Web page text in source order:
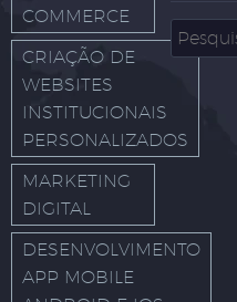
COMMERCE
CRIAÇÃO DE
WEBSITES
INSTITUCIONAIS
PERSONALIZADOS
MARKETING
DIGITAL
DESENVOLVIMENTO
APP MOBILE